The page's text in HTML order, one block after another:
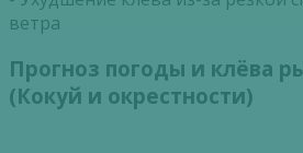
ветра
Прогноз погоды и клёва
(Кокуй и окрестности)